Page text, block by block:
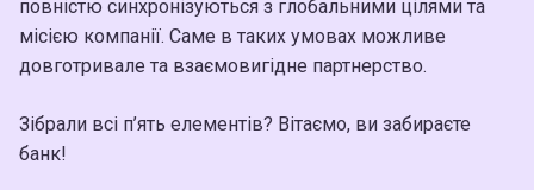
повністю синхронізуються з глобальними цілями та
місією компанії. Саме в таких умовах можливе
довготривале та взаємовигідне партнерство.
Зібрали всі п’ять елементів? Вітаємо, ви забираєте
банк!